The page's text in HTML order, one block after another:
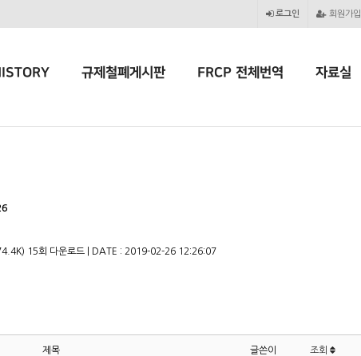
회원가입
로그인
규제철폐게시판 FRCP 전체번역 자료실
15회 다운로드 | DATE : 2019-02-26 12:26:07
제목 글쓴이 조회